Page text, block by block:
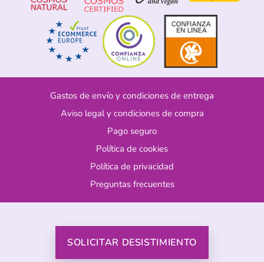
Gastos de envío y condiciones de entrega
Aviso legal y condiciones de compra
Pago seguro
Política de cookies
Política de privacidad
Preguntas frecuentes
SOLICITAR DESISTIMIENTO